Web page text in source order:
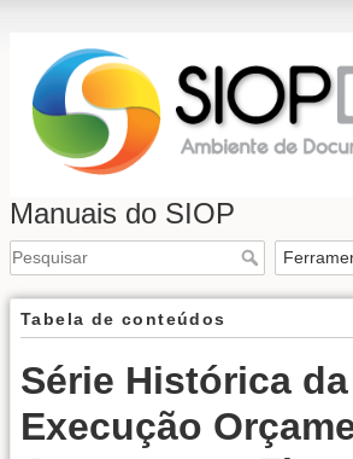
Manuais do SIOP
Tabela de conteúdos
Série Histórica da
Execução